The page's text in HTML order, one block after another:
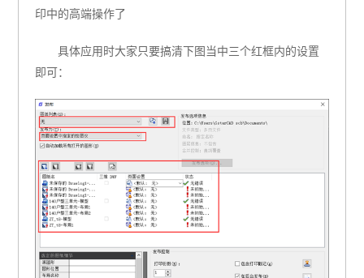
印中的高端操作了
具体应用时大家只要搞清下图当中三个红框内的设置
即可：